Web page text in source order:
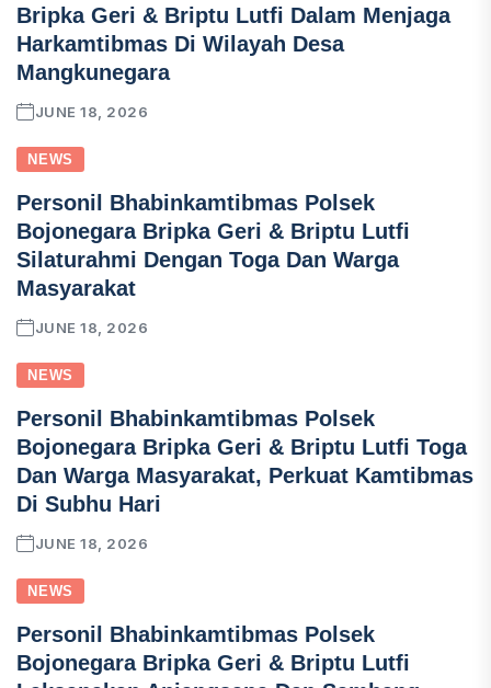
Bripka Geri & Briptu Lutfi Dalam Menjaga
Harkamtibmas Di Wilayah Desa
Mangkunegara
JUNE 18, 2026
NEWS
Personil Bhabinkamtibmas Polsek
Bojonegara Bripka Geri & Briptu Lutfi
Silaturahmi Dengan Toga Dan Warga
Masyarakat
JUNE 18, 2026
NEWS
Personil Bhabinkamtibmas Polsek
Bojonegara Bripka Geri & Briptu Lutfi Toga
Dan Warga Masyarakat, Perkuat Kamtibmas
Di Subhu Hari
JUNE 18, 2026
NEWS
Personil Bhabinkamtibmas Polsek
Bojonegara Bripka Geri & Briptu Lutfi